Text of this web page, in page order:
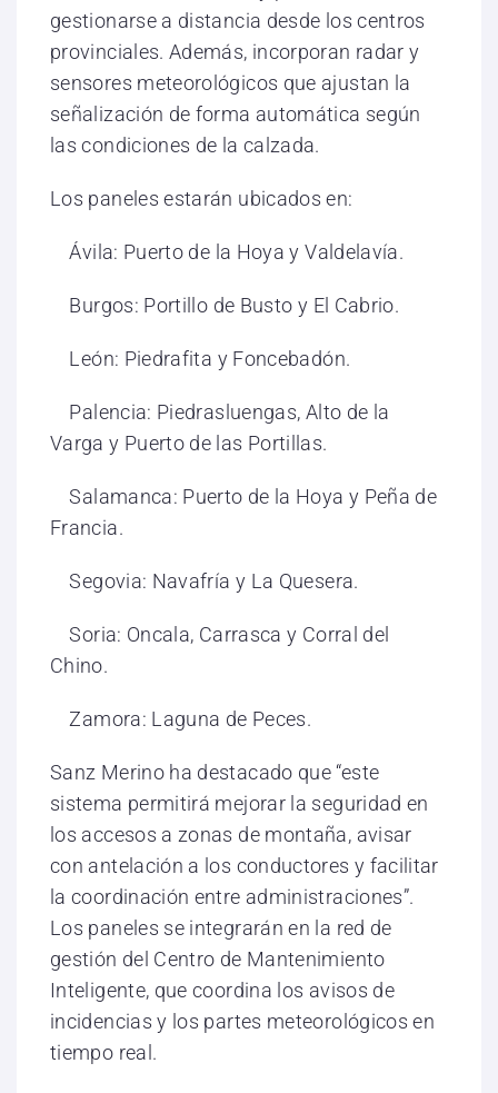
gestionarse a distancia desde los centros
provinciales. Además, incorporan radar y
sensores meteorológicos que ajustan la
señalización de forma automática según
las condiciones de la calzada.
Los paneles estarán ubicados en:
Ávila: Puerto de la Hoya y Valdelavía.
Burgos: Portillo de Busto y El Cabrio.
León: Piedrafita y Foncebadón.
Palencia: Piedrasluengas, Alto de la
Varga y Puerto de las Portillas.
Salamanca: Puerto de la Hoya y Peña de
Francia.
Segovia: Navafría y La Quesera.
Soria: Oncala, Carrasca y Corral del
Chino.
Zamora: Laguna de Peces.
Sanz Merino ha destacado que “este
sistema permitirá mejorar la seguridad en
los accesos a zonas de montaña, avisar
con antelación a los conductores y facilitar
la coordinación entre administraciones”.
Los paneles se integrarán en la red de
gestión del Centro de Mantenimiento
Inteligente, que coordina los avisos de
incidencias y los partes meteorológicos en
tiempo real.